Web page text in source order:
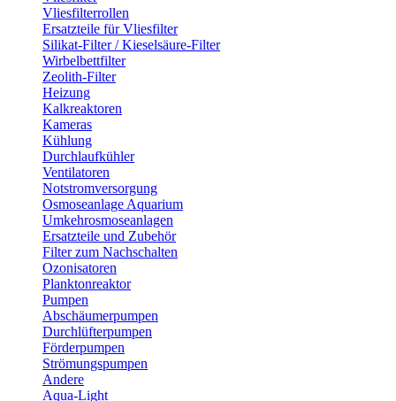
Vliesfilterrollen
Ersatzteile für Vliesfilter
Silikat-Filter / Kieselsäure-Filter
Wirbelbettfilter
Zeolith-Filter
Heizung
Kalkreaktoren
Kameras
Kühlung
Durchlaufkühler
Ventilatoren
Notstromversorgung
Osmoseanlage Aquarium
Umkehrosmoseanlagen
Ersatzteile und Zubehör
Filter zum Nachschalten
Ozonisatoren
Planktonreaktor
Pumpen
Abschäumerpumpen
Durchlüfterpumpen
Förderpumpen
Strömungspumpen
Andere
Aqua-Light